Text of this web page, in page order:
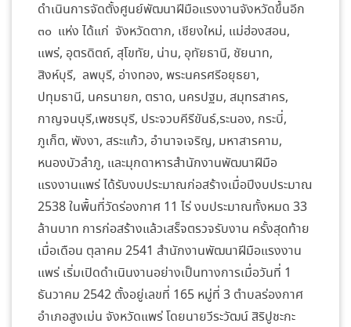
ดำเนินการจัดตั้งศูนย์พัฒนาฝีมือแรงงานจังหวัดขึ้นอีก
๓๐ แห่ง ได้แก่ จังหวัดตาก, เชียงใหม่, แม่ฮ่องสอน,
แพร่, อุตรดิตถ์, สุโขทัย, น่าน, อุทัยธานี, ชัยนาท,
สิงห์บุรี, ลพบุรี, อ่างทอง, พระนครศรีอยุธยา,
ปทุมธานี, นครนายก, ตราด, นครปฐม, สมุทรสาคร,
กาญจนบุรี,เพชรบุรี, ประจวบคีรีขันธ์,ระนอง, กระบี่,
ภูเก็ต, พังงา, สระแก้ว, อำนาจเจริญ, มหาสารคาม,
หนองบัวลำภู, และมุกดาหารสำนักงานพัฒนาฝีมือ
แรงงานแพร่ ได้รับงบประมาณก่อสร้างเมื่อปีงบประมาณ
2538 ในพื้นที่วัดร่องกาศ 11 ไร่ งบประมาณทั้งหมด 33
ล้านบาท การก่อสร้างแล้วเสร็จตรวจรับงาน ครั้งสุดท้าย
เมื่อเดือน ตุลาคม 2541 สำนักงานพัฒนาฝีมือแรงงาน
แพร่ เริ่มเปิดดำเนินงานอย่างเป็นทางการเมื่อวันที่ 1
ธันวาคม 2542 ตั้งอยู่เลขที่ 165 หมู่ที่ 3 ตำบลร่องกาศ
อำเภอสูงเม่น จังหวัดแพร่ โดยนายวีระวัฒน์ สิริปูชะกะ